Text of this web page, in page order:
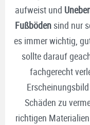
aufweist und
Fußböden sind nur
es immer wichtig,
sollte darauf
fachgerecht
Schäden zu
richtigen